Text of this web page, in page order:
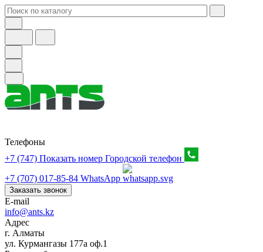
Телефоны
+7 (747) Показать номер Городской телефон
+7 (707) 017-85-84 WhatsApp
Заказать звонок
E-mail
info@ants.kz
Адрес
г. Алматы
ул. Курмангазы 177а оф.1